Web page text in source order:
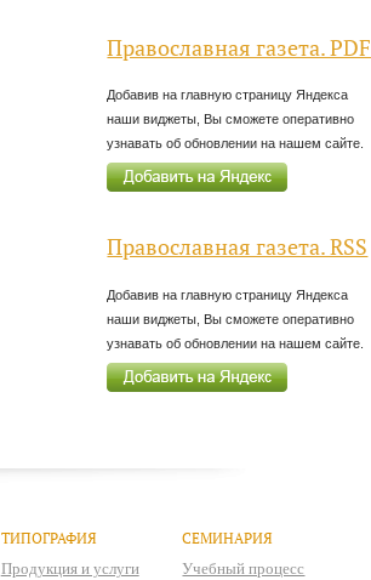
Православная газета. PDF
Добавив на главную страницу Яндекса
наши виджеты, Вы сможете оперативно
узнавать об обновлении на нашем сайте.
Православная газета. RSS
Добавив на главную страницу Яндекса
наши виджеты, Вы сможете оперативно
узнавать об обновлении на нашем сайте.
ТИПОГРАФИЯ
Продукция и услуги
СЕМИНАРИЯ
Учебный процесс